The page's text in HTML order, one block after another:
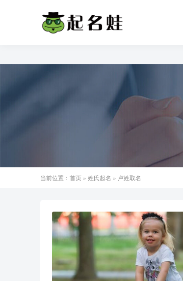
当前位置： 首页 » 姓氏起名 » 卢姓取名